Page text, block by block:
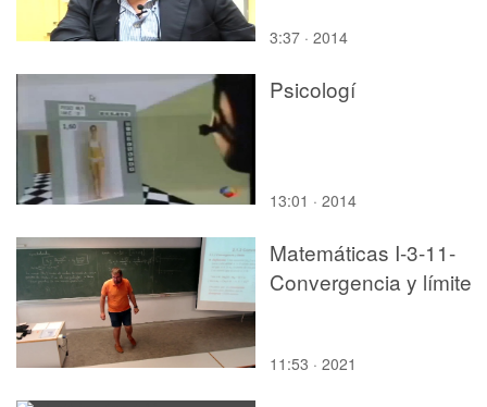
3:37 · 2014
Psicologí
13:01 · 2014
Matemáticas I-3-11-
Convergencia y límite
11:53 · 2021